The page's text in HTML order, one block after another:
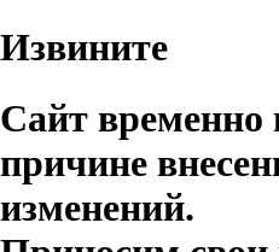
Извините
Сайт временно
причине
изменений.